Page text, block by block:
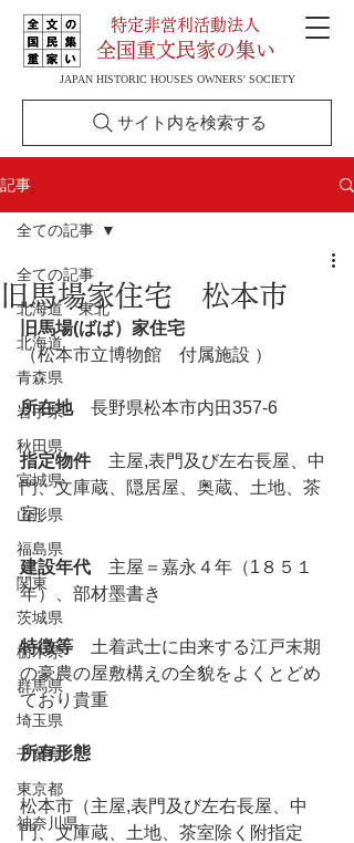
特定非営利活動法人
全国重文民家の集い
JAPAN HISTORIC HOUSES OWNERS' SOCIETY
サイト内を検索する
記事
全ての記事
北海道・東北
北海道
青森県
岩手県
秋田県
宮城県
山形県
福島県
関東
茨城県
栃木県
群馬県
埼玉県
千葉県
東京都
神奈川県
全ての記事
旧馬場家住宅 松本市
旧馬場(ばば）家住宅
（松本市立博物館　付属施設 ）
所在地 長野県松本市内田357-6
指定物件 主屋,表門及び左右長屋、中
門、文庫蔵、隠居屋、奥蔵、土地、茶
室、
建設年代 主屋＝嘉永４年（1８５１
年）、部材墨書き
特徴等 土着武士に由来する江戸末期
の豪農の屋敷構えの全貌をよくとどめ
ており貴重
所有形態
松本市（主屋,表門及び左右長屋、中
門、文庫蔵、土地、茶室除く附指定